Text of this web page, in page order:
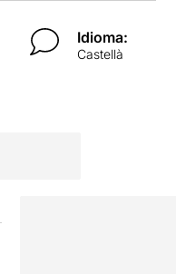
Idioma:
Castellà